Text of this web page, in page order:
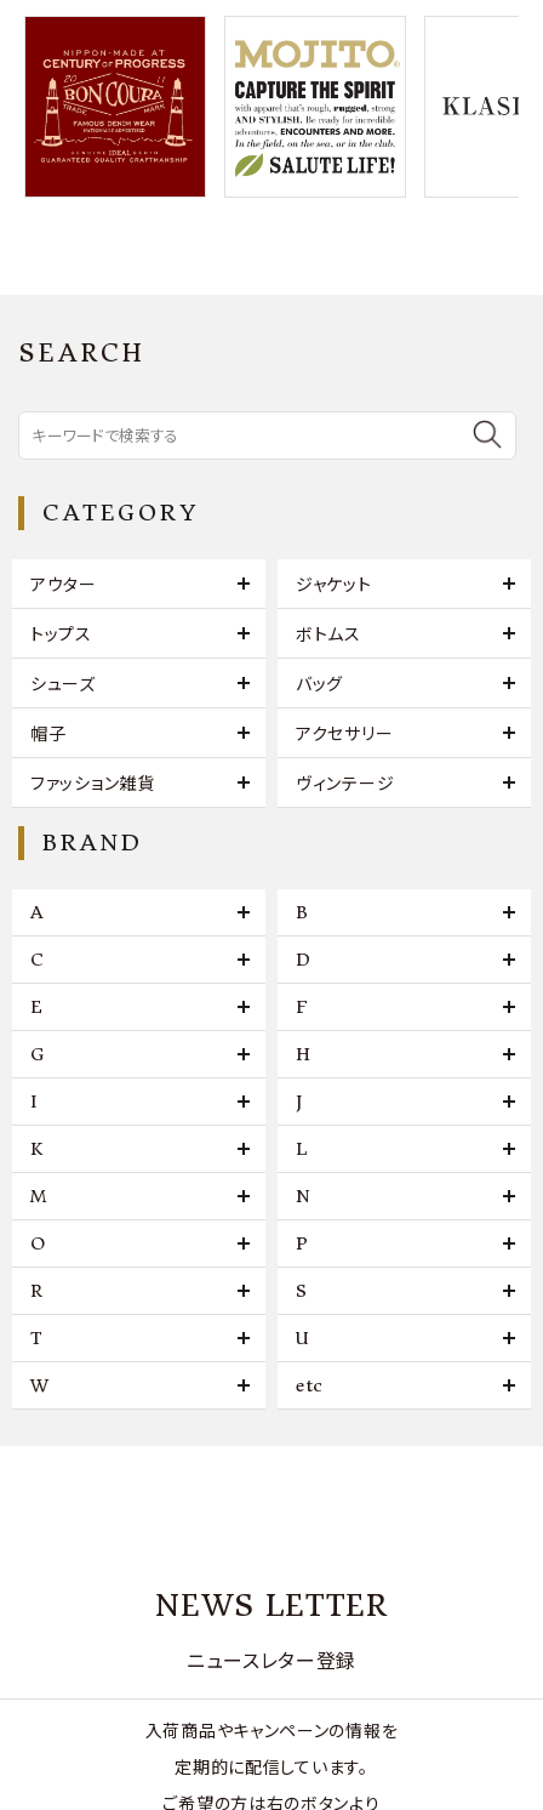
meeting_room ログイン 会員登録
SEARCH
CATEGORY
アウター ジャケット
トップス ボトムス
シューズ バッグ
帽子 アクセサリー
ファッション雑貨 ヴィンテージ
BRAND
A B
C D
E F
G H
I J
K L
M N
O P
R S
T U
W etc
NEWS LETTER
ニュースレター登録
入荷商品やキャンペーンの情報を
定期的に配信しています。
ご希望の方は右のボタンより